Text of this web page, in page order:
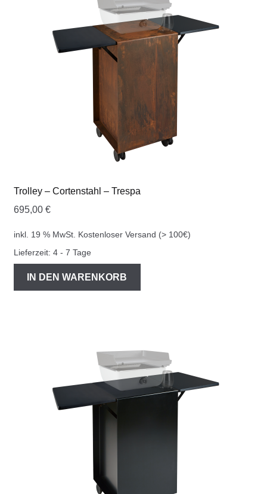
COOKWARE FERLEON
ZUBEHÖR FERLEON
0 Artikel
Trolley – Cortenstahl – Trespa
695,00 €
inkl. 19 % MwSt. Kostenloser Versand (> 100€)
Lieferzeit: 4 - 7 Tage
IN DEN WARENKORB